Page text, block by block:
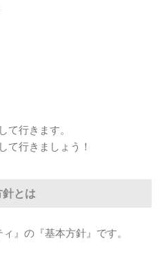
行きます。
て行きましょう！
とは
』の『基本方針』です。